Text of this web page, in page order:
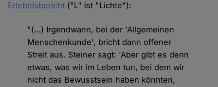
Erlebnisbericht ("L" ist "Lichte"):
"(…) Irgendwann, bei der 'Allgemeinen
Menschenkunde', bricht dann offener
Streit aus. Steiner sagt: 'Aber gibt es denn
etwas, was wir im Leben tun, bei dem wir
nicht das Bewusstsein haben könnten,